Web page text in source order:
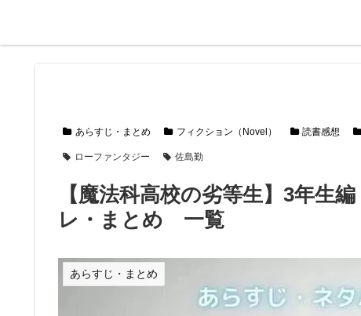
あらすじ・まとめ フィクション（Novel） 読書感想
ローファンタジー 佐島勤
【魔法科高校の劣等生】3年生
レ・まとめ 一覧
あらすじ・まとめ